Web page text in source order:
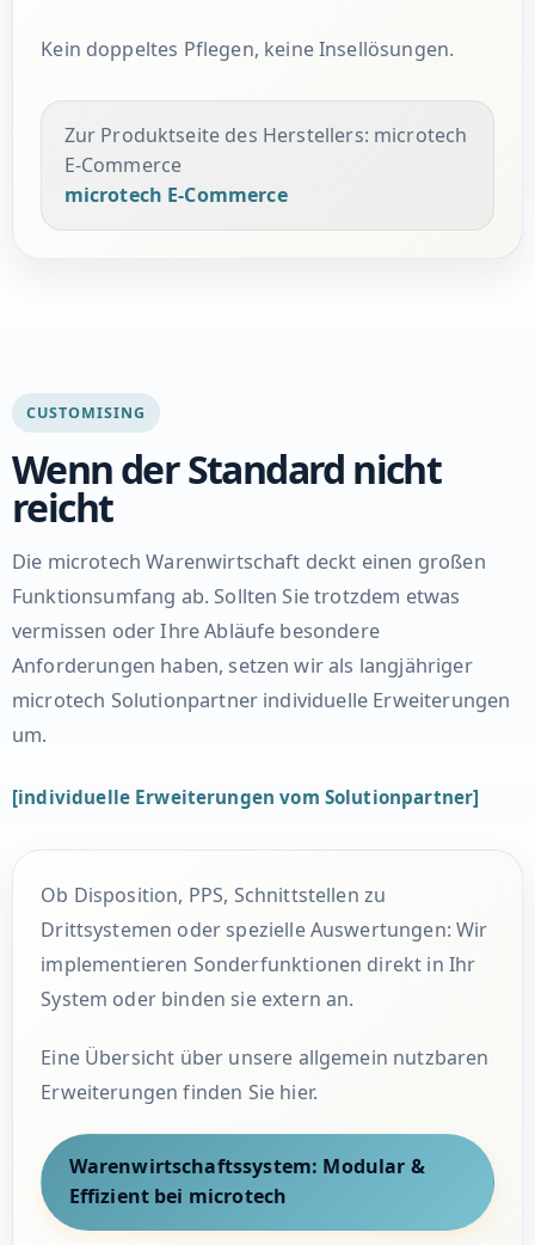
Kein doppeltes Pflegen, keine Insellösungen.
Zur Produktseite des Herstellers: microtech
E-Commerce
microtech E-Commerce
CUSTOMISING
Wenn der Standard nicht
reicht
Die microtech Warenwirtschaft deckt einen großen
Funktionsumfang ab. Sollten Sie trotzdem etwas
vermissen oder Ihre Abläufe besondere
Anforderungen haben, setzen wir als langjähriger
microtech Solutionpartner individuelle Erweiterungen
um.
[individuelle Erweiterungen vom Solutionpartner]
Ob Disposition, PPS, Schnittstellen zu
Drittsystemen oder spezielle Auswertungen: Wir
implementieren Sonderfunktionen direkt in Ihr
System oder binden sie extern an.
Eine Übersicht über unsere allgemein nutzbaren
Erweiterungen finden Sie hier.
Warenwirtschaftssystem: Modular &
Effizient bei microtech